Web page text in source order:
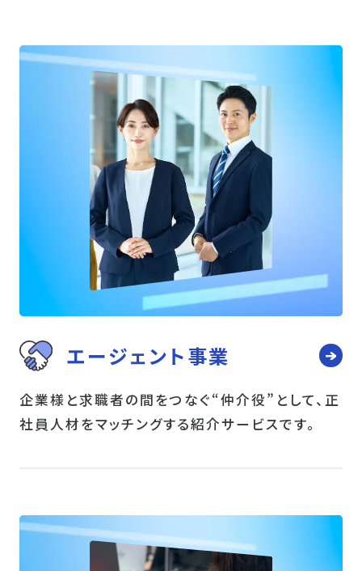
エージェント事業
企業様と求職者の間をつなぐ“仲介役”として、正
社員人材をマッチングする紹介サービスです。